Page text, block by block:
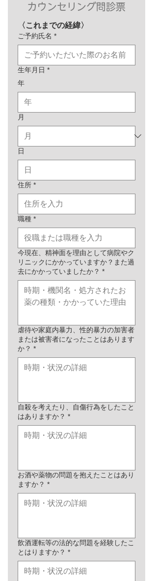
カウンセリング問診票
〈これまでの経緯〉
ご予約氏名 *
生年月日 *
年
月
日
住所 *
職種 *
今現在、精神面を理由として病院やク
リニックにかかっていますか？また過
去にかかっていましたか？ *
虐待や家庭内暴力、性的暴力の加害者
または被害者になったことはあります
か？ *
自殺を考えたり、自傷行為をしたこと
はありますか？ *
お酒や薬物の問題を抱えたことはあり
ますか？ *
飲酒運転等の法的な問題を経験したこ
とはりますか？ *